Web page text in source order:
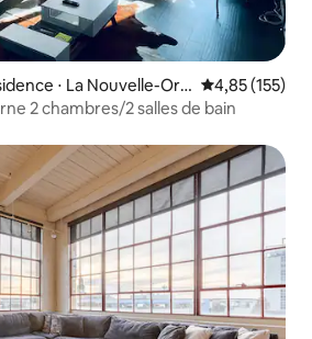
⋅ La Nouvelle-Orl
Évaluation
4,85 (155)
2 chambres/2 salles de bain